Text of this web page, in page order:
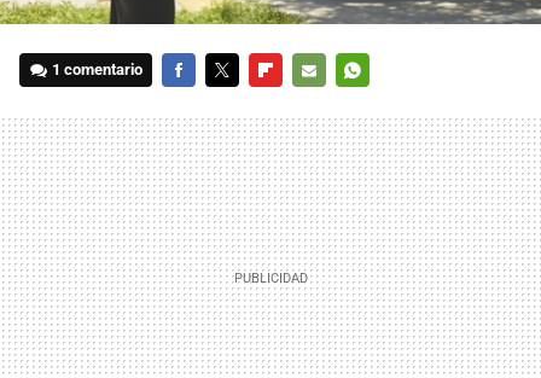
1 comentario
MAIL